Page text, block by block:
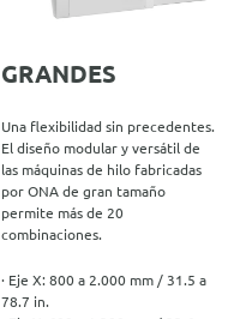
GRANDES
Una flexibilidad sin precedentes.
El diseño modular y versátil de
las máquinas de hilo fabricadas
por ONA de gran tamaño
permite más de 20
combinaciones.
· Eje X: 800 a 2.000 mm / 31.5 a
78.7 in.